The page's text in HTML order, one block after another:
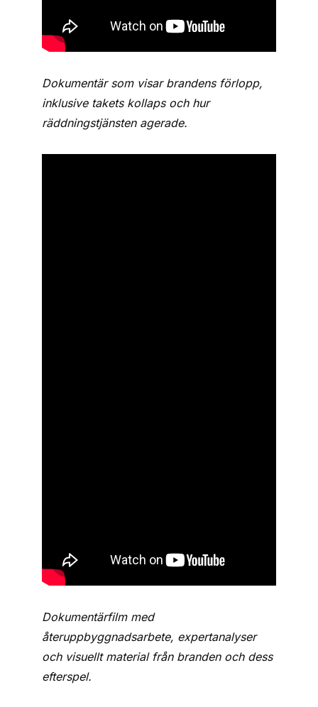
Dokumentär som visar brandens förlopp,
inklusive takets kollaps och hur
räddningstjänsten agerade.
Dokumentärfilm med
återuppbyggnadsarbete, expertanalyser
och visuellt material från branden och dess
efterspel.